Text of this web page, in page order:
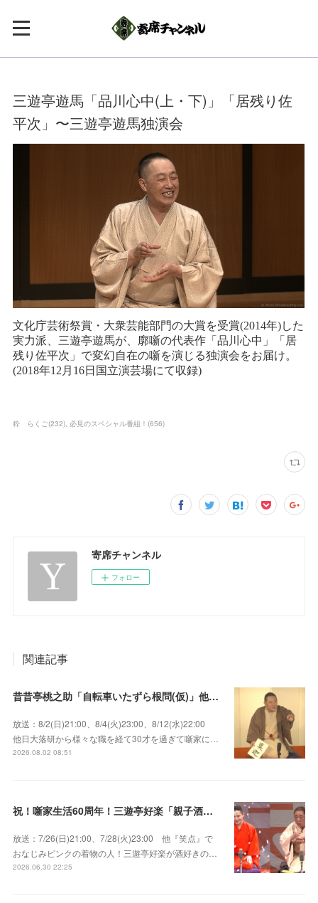
三遊亭遊馬「品川心中(上・下)」「居残り佐
平次」〜三遊亭遊馬独演会
粋 らくご(232) 必見のスペシャル番組！ (656)
寄席チャンネル
フォロー
関連記事
昔昔亭桃之助「自転車いたずら根問(仮)」他～師匠・桃太郎のいない初めての桜の季節の独演会！
放送：8/2(日)21:00、8/4(火)23:00、8/12(水)22:00
他日大落研から様々な職を経て30才を過ぎて噺家に…
2026.08.02 08:51
祝！噺家生活60周年！三遊亭好楽「親子酒」錦笑亭満堂「桜ん坊」～満堂フェス2026
放送：7/26(日)21:00、7/28(火)23:00 他『笑点』で
おなじみピンクの着物の人！三遊亭好楽が酒好きの…
2026.06.30 22:25